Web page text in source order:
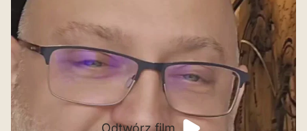
Odtwórz film